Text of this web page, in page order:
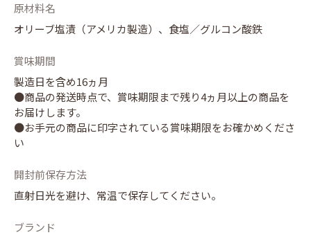
原材料名
オリーブ塩漬（アメリカ製造）、食塩／グルコン酸鉄
賞味期間
製造日を含め16ヵ月
●商品の発送時点で、賞味期限まで残り4ヵ月以上の商品を
お届けします。
●お手元の商品に印字されている賞味期限をお確かめくださ
い
開封前保存方法
直射日光を避け、常温で保存してください。
ブランド